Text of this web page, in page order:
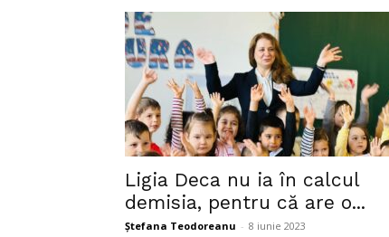
Ligia Deca nu ia în calcul
demisia, pentru că are o...
Ștefana Teodoreanu - 8 iunie 2023